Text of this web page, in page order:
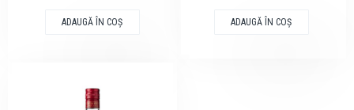
ADAUGĂ ÎN COŞ ADAUGĂ ÎN COŞ